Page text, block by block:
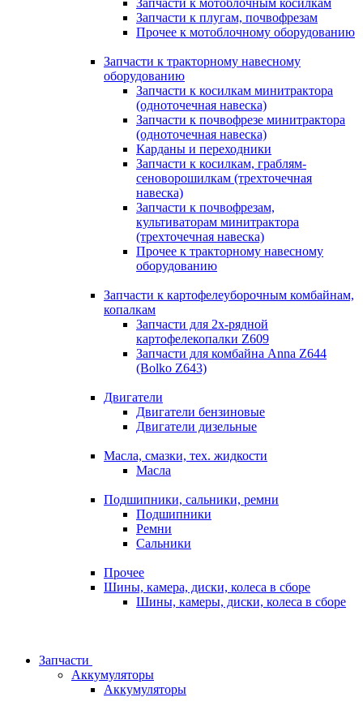
Запчасти к плугам, почвофрезам
Прочее к мотоблочному оборудованию
Запчасти к тракторному навесному
оборудованию
Запчасти к косилкам минитрактора
(одноточечная навеска)
Запчасти к почвофрезе минитрактора
(одноточечная навеска)
Карданы и переходники
Запчасти к косилкам, граблям-
сеноворошилкам (трехточечная
навеска)
Запчасти к почвофрезам,
культиваторам минитрактора
(трехточечная навеска)
Прочее к тракторному навесному
оборудованию
Запчасти к картофелеуборочным комбайнам,
копалкам
Запчасти для 2х-рядной
картофелекопалки Z609
Запчасти для комбайна Anna Z644
(Bolko Z643)
Двигатели
Двигатели бензиновые
Двигатели дизельные
Масла, смазки, тех. жидкости
Масла
Подшипники, сальники, ремни
Подшипники
Ремни
Сальники
Прочее
Шины, камера, диски, колеса в сборе
Шины, камеры, диски, колеса в сборе
Запчасти
Аккумуляторы
Аккумуляторы